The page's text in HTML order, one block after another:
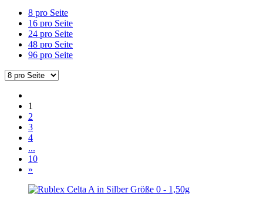
8 pro Seite
16 pro Seite
24 pro Seite
48 pro Seite
96 pro Seite
1
2
3
4
...
10
»